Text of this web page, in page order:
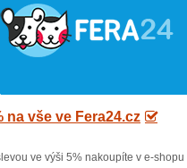
na vše ve Fera24.cz
ve výši 5% nakoupíte v e-shopu